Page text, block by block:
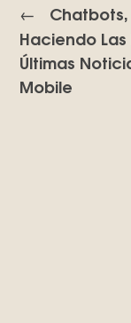
←
Haciendo
Últimas
Mobile